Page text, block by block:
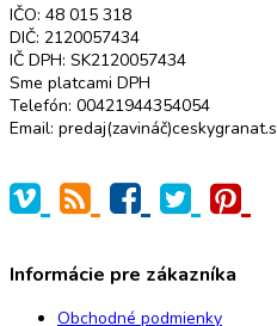
IČO: 48 015 318
DIČ: 2120057434
IČ DPH: SK2120057434
Sme platcami DPH
Telefón: 00421944354054
Email:
Informácie pre zákazníka
Obchodné podmienky